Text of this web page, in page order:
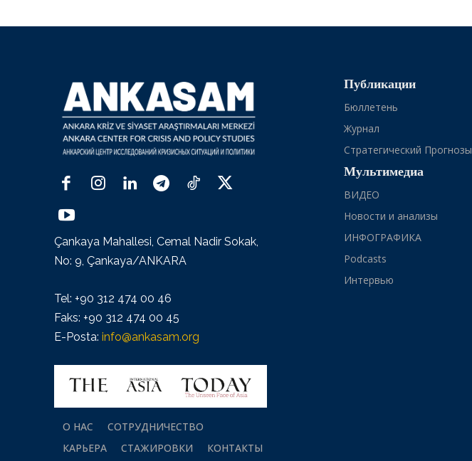
Çankaya Mahallesi, Cemal Nadir Sokak,
No: 9, Çankaya/ANKARA
Tel: +90 312 474 00 46
Faks: +90 312 474 00 45
E-Posta: info@ankasam.org
О НАС
СОТРУДНИЧЕСТВО
КАРЬЕРА
СТАЖИРОВКИ КОНТАКТЫ
Публикации
Бюллетень
Журнал
Стратегический Прогнозы
Мультимедиа
ВИДЕО
Новости и анализы
ИНФОГРАФИКА
Podcasts
Интервью